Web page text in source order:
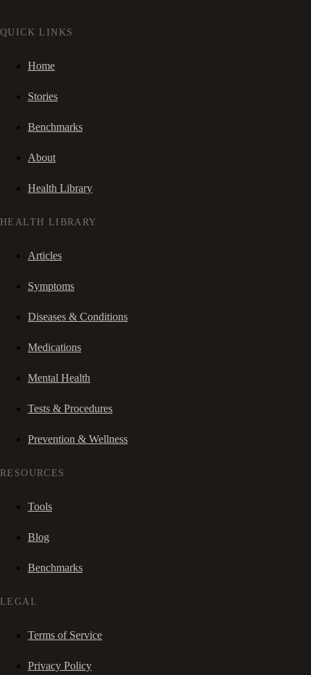
QUICK LINKS
Home
Stories
Benchmarks
About
Health Library
HEALTH LIBRARY
Articles
Symptoms
Diseases & Conditions
Medications
Mental Health
Tests & Procedures
Prevention & Wellness
RESOURCES
Tools
Blog
Benchmarks
LEGAL
Terms of Service
Privacy Policy